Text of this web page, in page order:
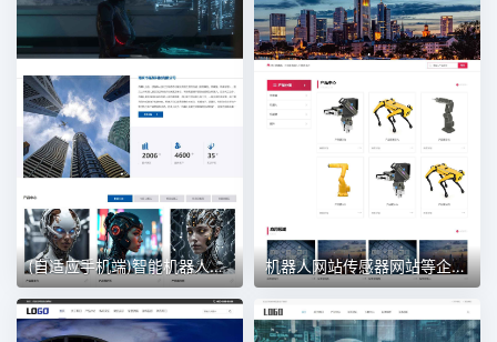
(自适应手机端)智能机器人网站模板 智能AI人工网站 机器人网站传感器网站等企业 传感器网站模版